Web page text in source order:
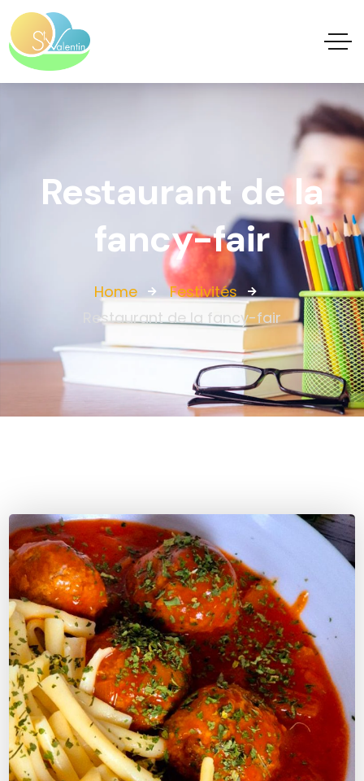
Restaurant de la
fancy-fair
Home
Festivités
Restaurant de la fancy-fair